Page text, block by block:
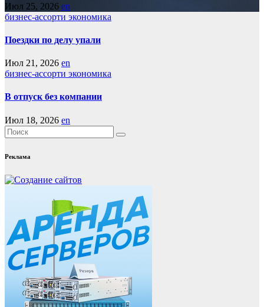
Июл 25, 2026 en
бизнес-ассорти экономика
Поездки по делу упали
Июл 21, 2026 en
бизнес-ассорти экономика
В отпуск без компании
Июл 18, 2026 en
Реклама